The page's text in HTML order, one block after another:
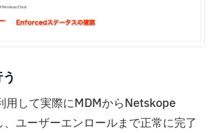
用して実際にMDMからNetskope
ユーザーエンロールまで正常に完了